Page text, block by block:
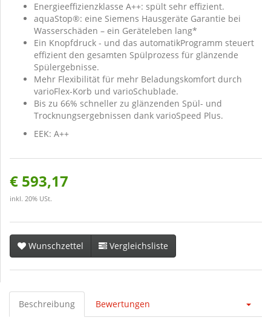
Energieeffizienzklasse A++: spült sehr effizient.
aquaStop®: eine Siemens Hausgeräte Garantie bei
Wasserschäden – ein Geräteleben lang*
Ein Knopfdruck - und das automatikProgramm steuert
effizient den gesamten Spülprozess für glänzende
Spülergebnisse.
Mehr Flexibilität für mehr Beladungskomfort durch
varioFlex-Korb und varioSchublade.
Bis zu 66% schneller zu glänzenden Spül- und
Trocknungsergebnissen dank varioSpeed Plus.
EEK: A++
€ 593,17
inkl. 20% USt.
Wunschzettel Vergleichsliste
Beschreibung Bewertungen